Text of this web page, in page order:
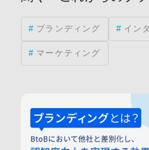
ブランディング イン
マーケティング